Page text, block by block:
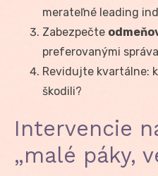
merateľné leading
Zabezpečte
preferovanými
Revidujte kvartálne:
škodili?
Intervencie
„malé páky,